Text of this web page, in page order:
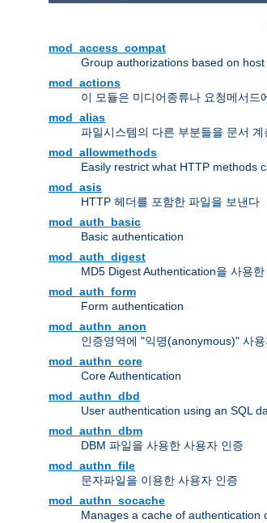
mod_access_compat
Group authorizations based on
mod_actions
이 모듈은 미디어종류나 요청메서드
mod_alias
파일시스템의 다른 부분들을 문서
mod_allowmethods
Easily restrict what HTTP methods
mod_asis
HTTP 헤더를 포함한 파일을 보낸다
mod_auth_basic
Basic authentication
mod_auth_digest
MD5 Digest Authentication을 사용한
mod_auth_form
Form authentication
mod_authn_anon
인증영역에 "익명(anonymous)" 사
mod_authn_core
Core Authentication
mod_authn_dbd
User authentication using an SQL
mod_authn_dbm
DBM 파일을 사용한 사용자 인증
mod_authn_file
문자파일을 이용한 사용자 인증
mod_authn_socache
Manages a cache of